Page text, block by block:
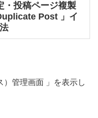
投稿ページ複製
Post 」イ
管理画面 」を表示し